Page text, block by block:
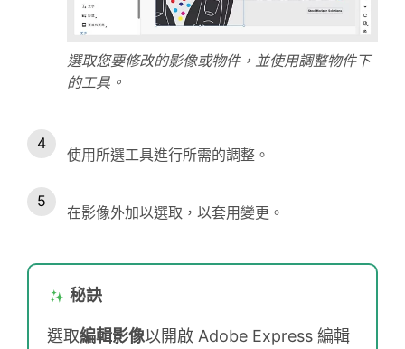
選取您要修改的影像或物件，並使用調整物件下
的工具。
使用所選工具進行所需的調整。
在影像外加以選取，以套用變更。
秘訣
選取編輯影像以開啟 Adobe Express 編輯